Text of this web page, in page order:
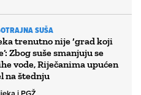
SUŠA
trenutno nije ‘grad koji
Zbog suše smanjuju se
vode, Riječanima upućen
na štednju